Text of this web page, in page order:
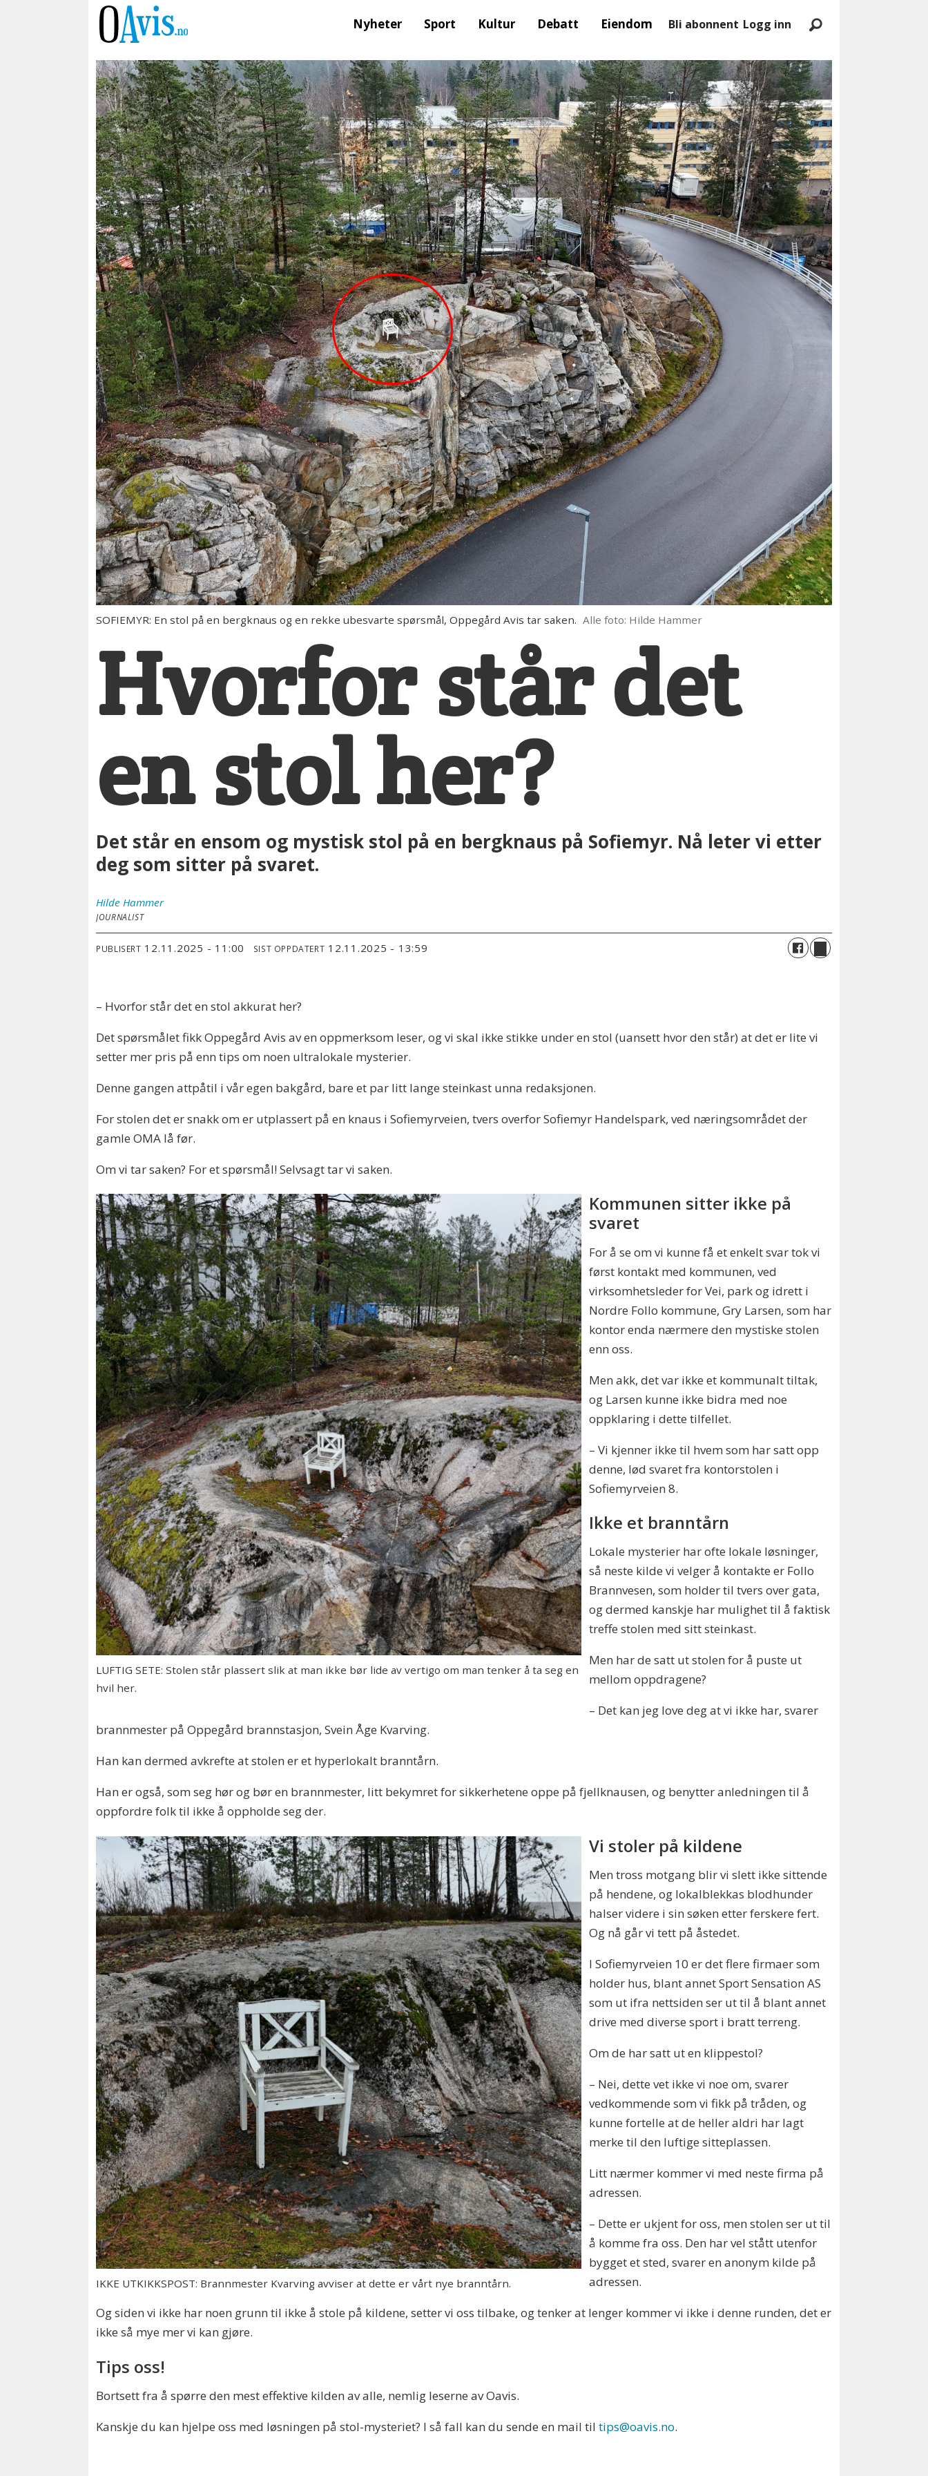
Nyheter Sport Kultur Debatt Eiendom Bli abonnent Logg inn
SOFIEMYR: En stol på en bergknaus og en rekke ubesvarte spørsmål, Oppegård Avis tar saken. Alle foto: Hilde Hammer
Hvorfor står det
en stol her?
Det står en ensom og mystisk stol på en bergknaus på Sofiemyr. Nå leter vi etter
deg som sitter på svaret.
Hilde Hammer
JOURNALIST
PUBLISERT 12.11.2025 - 11:00 SIST OPPDATERT 12.11.2025 - 13:59
– Hvorfor står det en stol akkurat her?
Det spørsmålet fikk Oppegård Avis av en oppmerksom leser, og vi skal ikke stikke under en stol (uansett hvor den står) at det er lite vi
setter mer pris på enn tips om noen ultralokale mysterier.
Denne gangen attpåtil i vår egen bakgård, bare et par litt lange steinkast unna redaksjonen.
For stolen det er snakk om er utplassert på en knaus i Sofiemyrveien, tvers overfor Sofiemyr Handelspark, ved næringsområdet der
gamle OMA lå før.
Om vi tar saken? For et spørsmål! Selvsagt tar vi saken.
LUFTIG SETE: Stolen står plassert slik at man ikke bør lide av vertigo om man tenker å ta seg en
hvil her.
Kommunen sitter ikke på
svaret
For å se om vi kunne få et enkelt svar tok vi
først kontakt med kommunen, ved
virksomhetsleder for Vei, park og idrett i
Nordre Follo kommune, Gry Larsen, som har
kontor enda nærmere den mystiske stolen
enn oss.
Men akk, det var ikke et kommunalt tiltak,
og Larsen kunne ikke bidra med noe
oppklaring i dette tilfellet.
– Vi kjenner ikke til hvem som har satt opp
denne, lød svaret fra kontorstolen i
Sofiemyrveien 8.
Ikke et branntårn
Lokale mysterier har ofte lokale løsninger,
så neste kilde vi velger å kontakte er Follo
Brannvesen, som holder til tvers over gata,
og dermed kanskje har mulighet til å faktisk
treffe stolen med sitt steinkast.
Men har de satt ut stolen for å puste ut
mellom oppdragene?
– Det kan jeg love deg at vi ikke har, svarer
brannmester på Oppegård brannstasjon, Svein Åge Kvarving.
Han kan dermed avkrefte at stolen er et hyperlokalt branntårn.
Han er også, som seg hør og bør en brannmester, litt bekymret for sikkerhetene oppe på fjellknausen, og benytter anledningen til å
oppfordre folk til ikke å oppholde seg der.
IKKE UTKIKKSPOST: Brannmester Kvarving avviser at dette er vårt nye branntårn.
Vi stoler på kildene
Men tross motgang blir vi slett ikke sittende
på hendene, og lokalblekkas blodhunder
halser videre i sin søken etter ferskere fert.
Og nå går vi tett på åstedet.
I Sofiemyrveien 10 er det flere firmaer som
holder hus, blant annet Sport Sensation AS
som ut ifra nettsiden ser ut til å blant annet
drive med diverse sport i bratt terreng.
Om de har satt ut en klippestol?
– Nei, dette vet ikke vi noe om, svarer
vedkommende som vi fikk på tråden, og
kunne fortelle at de heller aldri har lagt
merke til den luftige sitteplassen.
Litt nærmer kommer vi med neste firma på
adressen.
– Dette er ukjent for oss, men stolen ser ut til
å komme fra oss. Den har vel stått utenfor
bygget et sted, svarer en anonym kilde på
adressen.
Og siden vi ikke har noen grunn til ikke å stole på kildene, setter vi oss tilbake, og tenker at lenger kommer vi ikke i denne runden, det er
ikke så mye mer vi kan gjøre.
Tips oss!
Bortsett fra å spørre den mest effektive kilden av alle, nemlig leserne av Oavis.
Kanskje du kan hjelpe oss med løsningen på stol-mysteriet? I så fall kan du sende en mail tiltips@oavis.no.